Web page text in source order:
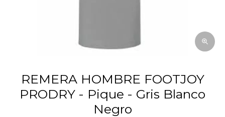
REMERA HOMBRE FOOTJOY
PRODRY - Pique - Gris Blanco
Negro